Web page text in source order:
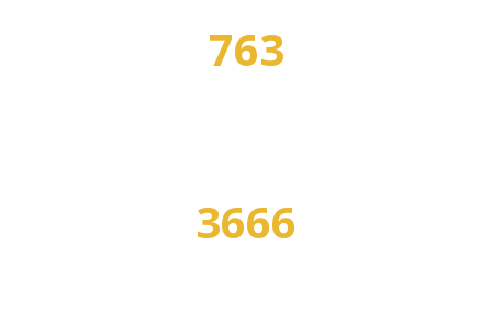
763
3666